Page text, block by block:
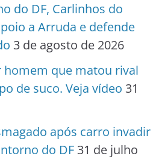
do DF, Carlinhos do
a Arruda e defende
3 de agosto de 2026
homem que matou rival
de suco. Veja vídeo 31
após carro invadir
do DF 31 de julho